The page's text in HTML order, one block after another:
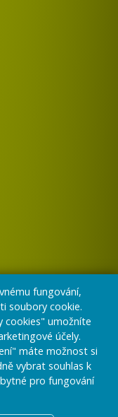
fungování,
soubory cookie.
cookies" umožníte
účely.
máte možnost si
vybrat souhlas k
pro fungování